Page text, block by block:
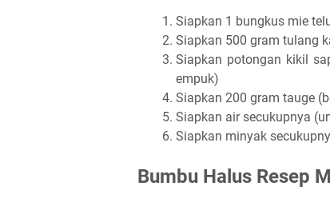
Siapkan 1 bungkus mie
Siapkan 500 gram tulang
Siapkan potongan kikil
empuk)
Siapkan 200 gram tauge
Siapkan air secukupnya
Siapkan minyak
Bumbu Halus Resep